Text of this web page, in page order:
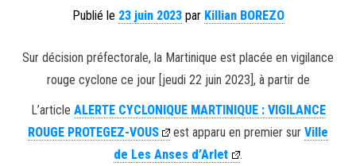
Publié le 23 juin 2023par Killian BOREZO
Sur décision préfectorale, la Martinique est placée en vigilance
rouge cyclone ce jour [jeudi 22 juin 2023], à partir de
L’article ALERTE CYCLONIQUE MARTINIQUE : VIGILANCE
ROUGE PROTEGEZ-VOUS
est apparu en premier surVille
de Les Anses d’Arlet
.